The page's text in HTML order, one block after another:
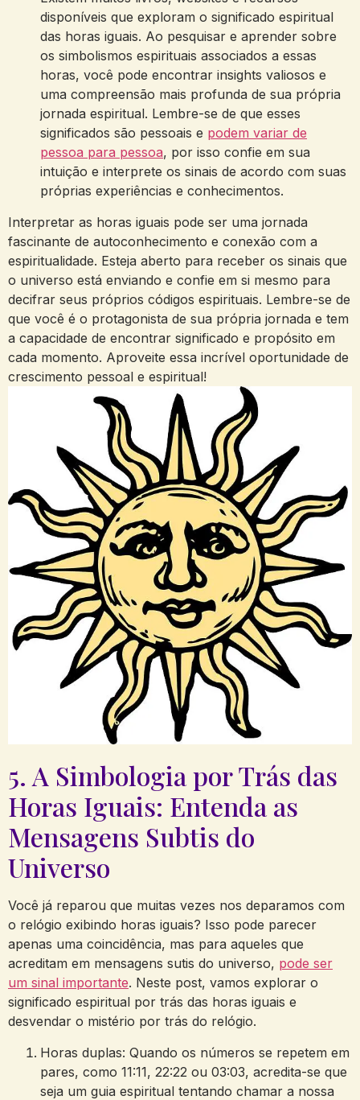
disponíveis que exploram o significado espiritual
das horas iguais. Ao pesquisar e aprender sobre
os simbolismos espirituais associados a essas
horas, você pode encontrar insights valiosos e
uma compreensão mais profunda de sua própria
jornada espiritual. Lembre-se de que esses
significados são pessoais e podem variar de
pessoa para pessoa, por isso confie em sua
intuição e interprete os sinais de acordo com suas
próprias experiências e conhecimentos.
Interpretar as horas iguais pode ser uma jornada
fascinante de autoconhecimento e conexão com a
espiritualidade. Esteja aberto para receber os sinais que
o universo está enviando e confie em si mesmo para
decifrar seus próprios códigos espirituais. Lembre-se de
que você é o protagonista de sua própria jornada e tem
a capacidade de encontrar significado e propósito em
cada momento. Aproveite essa incrível oportunidade de
crescimento pessoal e espiritual!
5. A Simbologia por Trás das
Horas Iguais: Entenda as
Mensagens Subtis do
Universo
Você já reparou que muitas vezes nos deparamos com
o relógio exibindo horas iguais? Isso pode parecer
apenas uma coincidência, mas para aqueles que
acreditam em mensagens sutis do universo, pode ser
um sinal importante. Neste post, vamos explorar o
significado espiritual por trás das horas iguais e
desvendar o mistério por trás do relógio.
Horas duplas: Quando os números se repetem em
pares, como 11:11, 22:22 ou 03:03, acredita-se que
seja um guia espiritual tentando chamar a nossa